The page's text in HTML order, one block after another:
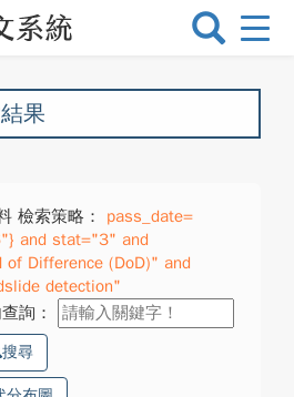
選
換
果
檢索策略：
pass_date=
and stat="3" and
of Difference (DoD)" and
detection"
詢：
搜尋